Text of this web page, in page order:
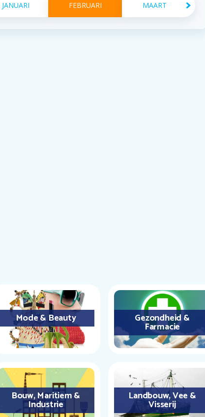
JANUARI FEBRUARI MAART
Mode & Beauty Gezondheid &
Farmacie
Bouw, Maritiem &
Industrie
Landbouw, Vee &
Visserij